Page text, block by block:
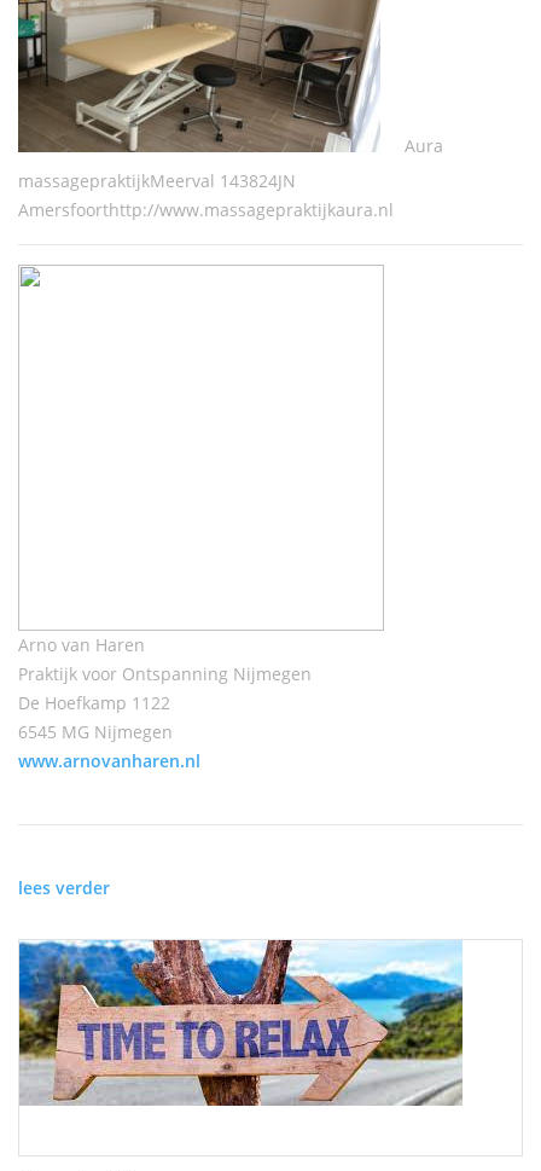
Aura
massagepraktijkMeerval 143824JN
Amersfoorthttp://www.massagepraktijkaura.nl
Arno van Haren
Praktijk voor Ontspanning Nijmegen
De Hoefkamp 1122
6545 MG Nijmegen
www.arnovanharen.nl
lees verder